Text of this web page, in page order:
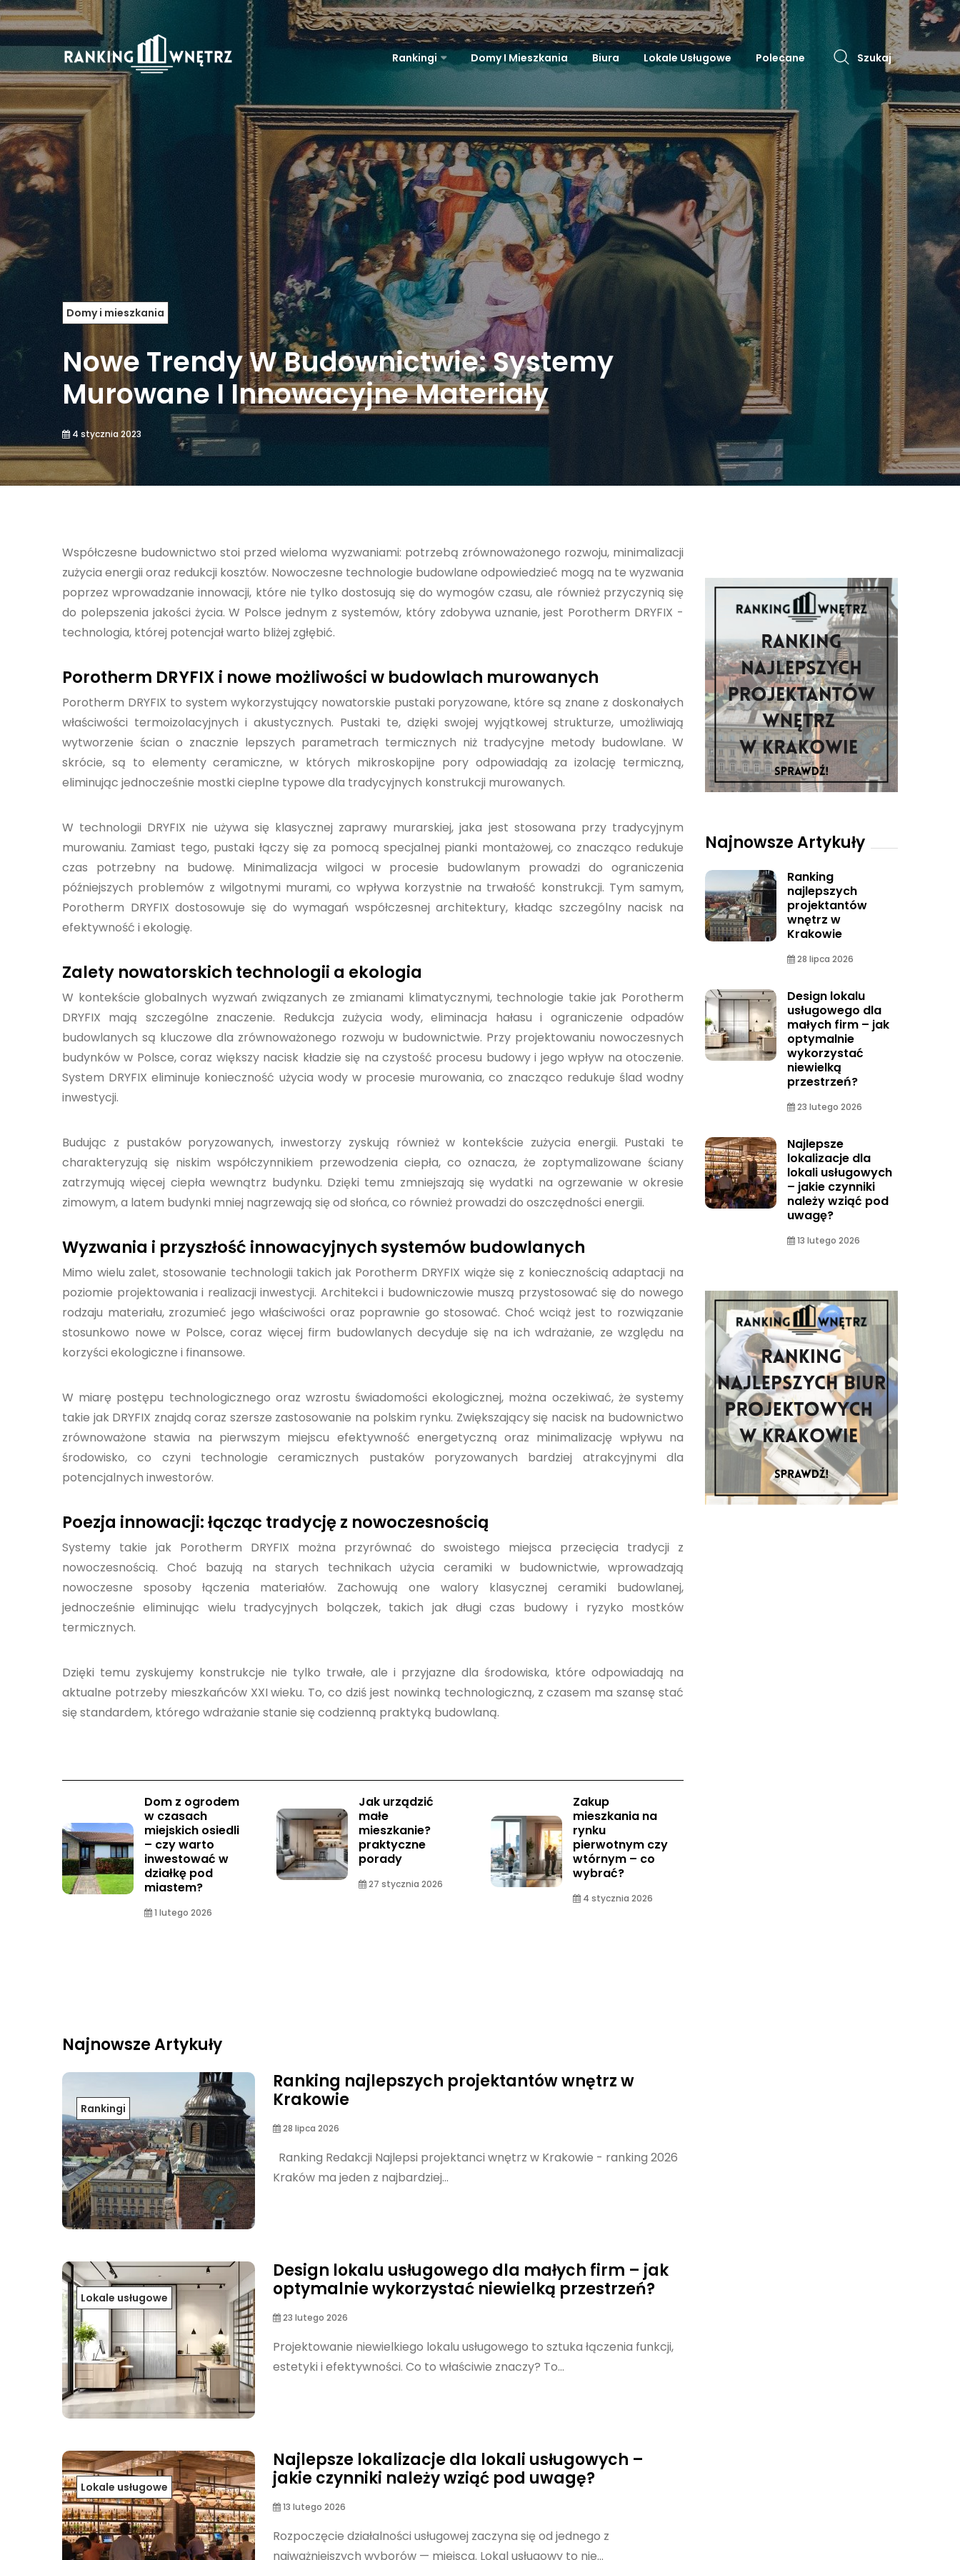
Rankingi Domy I Mieszkania Biura Lokale Usługowe Polecane Szukaj
Domy i mieszkania
Nowe Trendy W Budownictwie: Systemy
Murowane I Innowacyjne Materiały
4 stycznia 2023
Współczesne budownictwo stoi przed wieloma wyzwaniami: potrzebą zrównoważonego rozwoju, minimalizacji
zużycia energii oraz redukcji kosztów. Nowoczesne technologie budowlane odpowiedzieć mogą na te wyzwania
poprzez wprowadzanie innowacji, które nie tylko dostosują się do wymogów czasu, ale również przyczynią się
do polepszenia jakości życia. W Polsce jednym z systemów, który zdobywa uznanie, jest Porotherm DRYFIX -
technologia, której potencjał warto bliżej zgłębić.
Porotherm DRYFIX i nowe możliwości w budowlach murowanych
Porotherm DRYFIX to system wykorzystujący nowatorskie pustaki poryzowane, które są znane z doskonałych
właściwości termoizolacyjnych i akustycznych. Pustaki te, dzięki swojej wyjątkowej strukturze, umożliwiają
wytworzenie ścian o znacznie lepszych parametrach termicznych niż tradycyjne metody budowlane. W
skrócie, są to elementy ceramiczne, w których mikroskopijne pory odpowiadają za izolację termiczną,
eliminując jednocześnie mostki cieplne typowe dla tradycyjnych konstrukcji murowanych.
W technologii DRYFIX nie używa się klasycznej zaprawy murarskiej, jaka jest stosowana przy tradycyjnym
murowaniu. Zamiast tego, pustaki łączy się za pomocą specjalnej pianki montażowej, co znacząco redukuje
czas potrzebny na budowę. Minimalizacja wilgoci w procesie budowlanym prowadzi do ograniczenia
późniejszych problemów z wilgotnymi murami, co wpływa korzystnie na trwałość konstrukcji. Tym samym,
Porotherm DRYFIX dostosowuje się do wymagań współczesnej architektury, kładąc szczególny nacisk na
efektywność i ekologię.
Zalety nowatorskich technologii a ekologia
W kontekście globalnych wyzwań związanych ze zmianami klimatycznymi, technologie takie jak Porotherm
DRYFIX mają szczególne znaczenie. Redukcja zużycia wody, eliminacja hałasu i ograniczenie odpadów
budowlanych są kluczowe dla zrównoważonego rozwoju w budownictwie. Przy projektowaniu nowoczesnych
budynków w Polsce, coraz większy nacisk kładzie się na czystość procesu budowy i jego wpływ na otoczenie.
System DRYFIX eliminuje konieczność użycia wody w procesie murowania, co znacząco redukuje ślad wodny
inwestycji.
Budując z pustaków poryzowanych, inwestorzy zyskują również w kontekście zużycia energii. Pustaki te
charakteryzują się niskim współczynnikiem przewodzenia ciepła, co oznacza, że zoptymalizowane ściany
zatrzymują więcej ciepła wewnątrz budynku. Dzięki temu zmniejszają się wydatki na ogrzewanie w okresie
zimowym, a latem budynki mniej nagrzewają się od słońca, co również prowadzi do oszczędności energii.
Wyzwania i przyszłość innowacyjnych systemów budowlanych
Mimo wielu zalet, stosowanie technologii takich jak Porotherm DRYFIX wiąże się z koniecznością adaptacji na
poziomie projektowania i realizacji inwestycji. Architekci i budowniczowie muszą przystosować się do nowego
rodzaju materiału, zrozumieć jego właściwości oraz poprawnie go stosować. Choć wciąż jest to rozwiązanie
stosunkowo nowe w Polsce, coraz więcej firm budowlanych decyduje się na ich wdrażanie, ze względu na
korzyści ekologiczne i finansowe.
W miarę postępu technologicznego oraz wzrostu świadomości ekologicznej, można oczekiwać, że systemy
takie jak DRYFIX znajdą coraz szersze zastosowanie na polskim rynku. Zwiększający się nacisk na budownictwo
zrównoważone stawia na pierwszym miejscu efektywność energetyczną oraz minimalizację wpływu na
środowisko, co czyni technologie ceramicznych pustaków poryzowanych bardziej atrakcyjnymi dla
potencjalnych inwestorów.
Poezja innowacji: łącząc tradycję z nowoczesnością
Systemy takie jak Porotherm DRYFIX można przyrównać do swoistego miejsca przecięcia tradycji z
nowoczesnością. Choć bazują na starych technikach użycia ceramiki w budownictwie, wprowadzają
nowoczesne sposoby łączenia materiałów. Zachowują one walory klasycznej ceramiki budowlanej,
jednocześnie eliminując wielu tradycyjnych bolączek, takich jak długi czas budowy i ryzyko mostków
termicznych.
Dzięki temu zyskujemy konstrukcje nie tylko trwałe, ale i przyjazne dla środowiska, które odpowiadają na
aktualne potrzeby mieszkańców XXI wieku. To, co dziś jest nowinką technologiczną, z czasem ma szansę stać
się standardem, którego wdrażanie stanie się codzienną praktyką budowlaną.
Dom z ogrodem
w czasach
miejskich osiedli
– czy warto
inwestować w
działkę pod
miastem?
1 lutego 2026
Jak urządzić
małe
mieszkanie?
praktyczne
porady
27 stycznia 2026
Zakup
mieszkania na
rynku
pierwotnym czy
wtórnym – co
wybrać?
4 stycznia 2026
Najnowsze Artykuły
Rankingi
Ranking najlepszych projektantów wnętrz w
Krakowie
28 lipca 2026
Ranking Redakcji Najlepsi projektanci wnętrz w Krakowie - ranking 2026
Kraków ma jeden z najbardziej...
Lokale usługowe
Design lokalu usługowego dla małych firm – jak
optymalnie wykorzystać niewielką przestrzeń?
23 lutego 2026
Projektowanie niewielkiego lokalu usługowego to sztuka łączenia funkcji,
estetyki i efektywności. Co to właściwie znaczy? To...
Lokale usługowe
Najlepsze lokalizacje dla lokali usługowych –
jakie czynniki należy wziąć pod uwagę?
13 lutego 2026
Rozpoczęcie działalności usługowej zaczyna się od jednego z
najważniejszych wyborów — miejsca. Lokal usługowy to nie...
Najnowsze Artykuły
Ranking
najlepszych
projektantów
wnętrz w
Krakowie
28 lipca 2026
Design lokalu
usługowego dla
małych firm – jak
optymalnie
wykorzystać
niewielką
przestrzeń?
23 lutego 2026
Najlepsze
lokalizacje dla
lokali usługowych
– jakie czynniki
należy wziąć pod
uwagę?
13 lutego 2026